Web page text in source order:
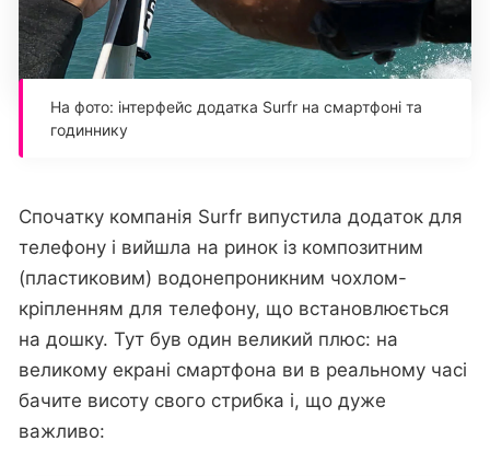
На фото: інтерфейс додатка Surfr на смартфоні та
годиннику
Спочатку компанія Surfr випустила додаток для
телефону і вийшла на ринок із композитним
(пластиковим) водонепроникним чохлом-
кріпленням для телефону, що встановлюється
на дошку. Тут був один великий плюс: на
великому екрані смартфона ви в реальному часі
бачите висоту свого стрибка і, що дуже
важливо: